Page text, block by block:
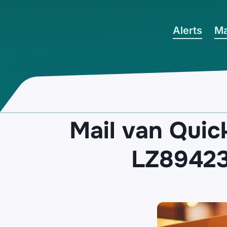
Alerts
Mail van